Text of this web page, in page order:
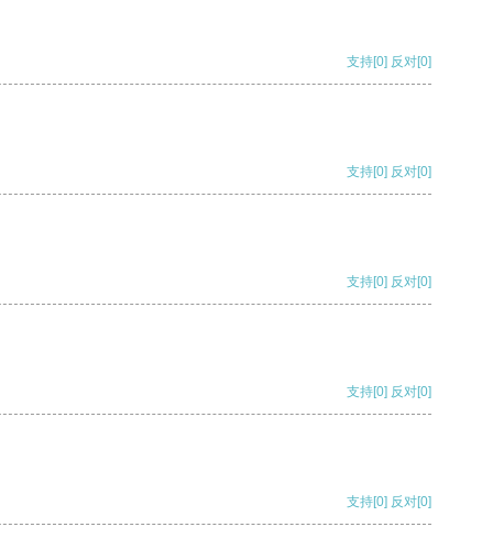
支持[0] 反对[0]
支持[0] 反对[0]
支持[0] 反对[0]
支持[0] 反对[0]
支持[0] 反对[0]